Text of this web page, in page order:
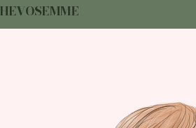
HEVOSEMME